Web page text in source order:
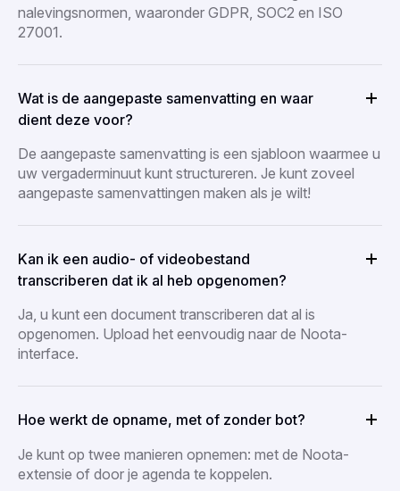
nalevingsnormen, waaronder GDPR, SOC2 en ISO
27001.
Wat is de aangepaste samenvatting en waar
dient deze voor?
De aangepaste samenvatting is een sjabloon waarmee u
uw vergaderminuut kunt structureren. Je kunt zoveel
aangepaste samenvattingen maken als je wilt!
Kan ik een audio- of videobestand
transcriberen dat ik al heb opgenomen?
Ja, u kunt een document transcriberen dat al is
opgenomen. Upload het eenvoudig naar de Noota-
interface.
Hoe werkt de opname, met of zonder bot?
Je kunt op twee manieren opnemen: met de Noota-
extensie of door je agenda te koppelen.